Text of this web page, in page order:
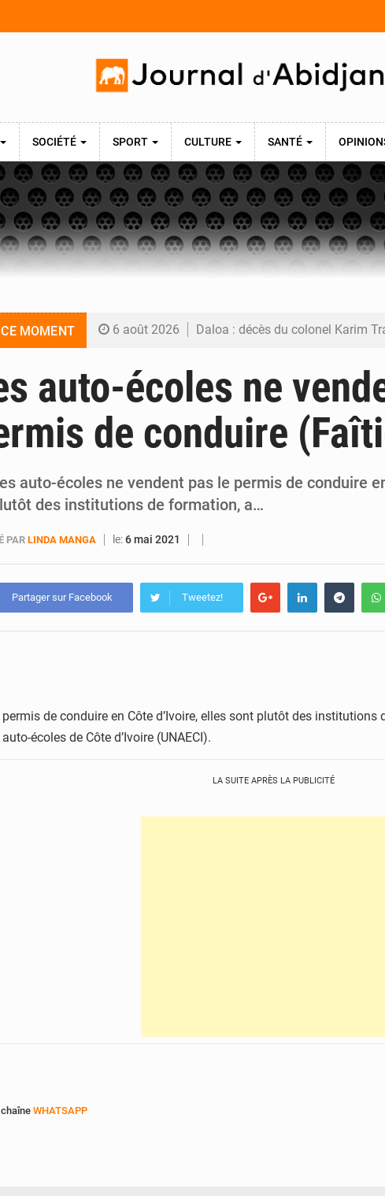
SOCIÉTÉ SPORT CULTURE SANTÉ
MOMENT 6 août 2026 Daloa : décès du colonel Karim Traoré, commandant de la
6 août 2026 Mercato : Yan Diomandé rejoint le Real Madrid pour
6 août 2026 Hervé Renard de retour chez les Éléphants : « La Côte
auto-écoles ne
de conduire
auto-écoles ne vendent pas le permis de conduire
des institutions de formation, a…
PAR LINDA MANGA le:6 mai 2021
Partager sur Facebook Tweetez!
de conduire en Côte d’Ivoire, elles sont plutôt des
écoles de Côte d’Ivoire (UNAECI).
LA SUITE APRÈS LA PUBLICITÉ
WHATSAPP